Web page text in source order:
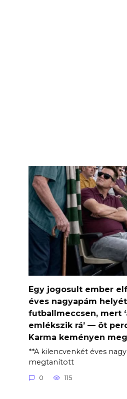
Egy jogosult ember
éves nagyapám
futballmeccsen, mert
emlékszik rá’ — öt
Karma keményen
**A kilencvenkét éves
megtanított
0 115